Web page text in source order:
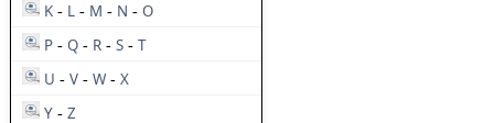
K - L - M - N - O
P - Q - R - S - T
U - V - W - X
Y - Z